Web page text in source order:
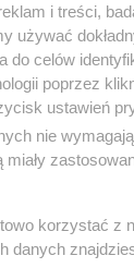
12-
W
i treści,
używać
do celów
poprzez
ustawień
nie
korzystać z
danych